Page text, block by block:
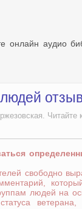
онлайн аудио
Читайте
свободно
людей на